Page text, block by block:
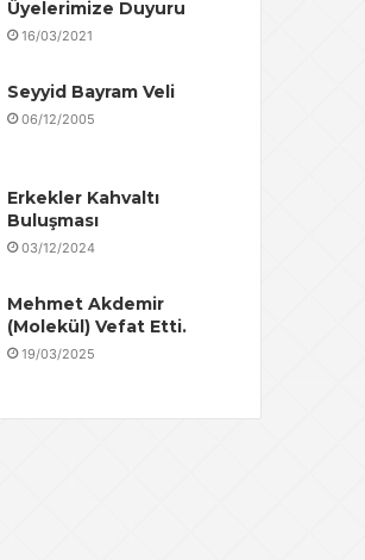
Üyelerimize Duyuru
16/03/2021
Seyyid Bayram Veli
06/12/2005
Erkekler Kahvaltı
Buluşması
03/12/2024
Mehmet Akdemir
(Molekül) Vefat Etti.
19/03/2025